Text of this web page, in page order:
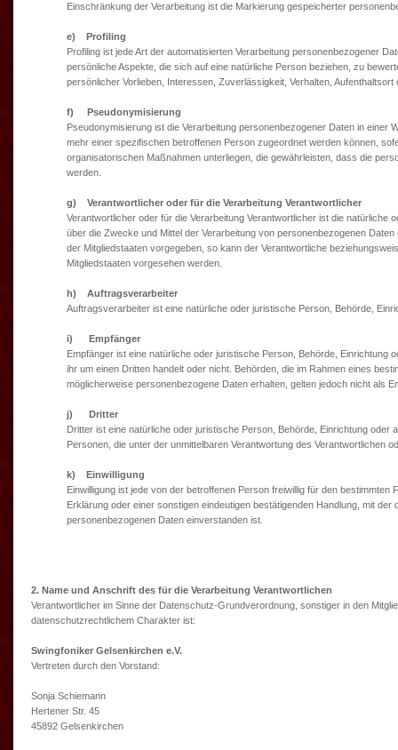
Einschränkung der Verarbeitung ist die Markierung gespeicherter
e) Profiling
Profiling ist jede Art der automatisierten Verarbeitung personenbezogener
persönliche Aspekte, die sich auf eine natürliche Person beziehen, zu
persönlicher Vorlieben, Interessen, Zuverlässigkeit, Verhalten,
f) Pseudonymisierung
Pseudonymisierung ist die Verarbeitung personenbezogener Daten in
mehr einer spezifischen betroffenen Person zugeordnet werden können,
organisatorischen Maßnahmen unterliegen, die gewährleisten, dass die
werden.
g) Verantwortlicher oder für die Verarbeitung Verantwortlicher
Verantwortlicher oder für die Verarbeitung Verantwortlicher ist die
über die Zwecke und Mittel der Verarbeitung von personenbezogenen
der Mitgliedstaaten vorgegeben, so kann der Verantwortliche
Mitgliedstaaten vorgesehen werden.
h) Auftragsverarbeiter
Auftragsverarbeiter ist eine natürliche oder juristische Person, Behörde,
i) Empfänger
Empfänger ist eine natürliche oder juristische Person, Behörde, Einrichtung
ihr um einen Dritten handelt oder nicht. Behörden, die im Rahmen eines
möglicherweise personenbezogene Daten erhalten, gelten jedoch nicht als
j) Dritter
Dritter ist eine natürliche oder juristische Person, Behörde, Einrichtung
Personen, die unter der unmittelbaren Verantwortung des Verantwortlichen
k) Einwilligung
Einwilligung ist jede von der betroffenen Person freiwillig für den
Erklärung oder einer sonstigen eindeutigen bestätigenden Handlung, mit
personenbezogenen Daten einverstanden ist.
2. Name und Anschrift des für die Verarbeitung Verantwortlichen
Verantwortlicher im Sinne der Datenschutz-Grundverordnung, sonstiger in den
datenschutzrechtlichem Charakter ist:
Swingfoniker Gelsenkirchen e.V.
Vertreten durch den Vorstand:
Sonja Schiemann
Hertener Str. 45
45892 Gelsenkirchen